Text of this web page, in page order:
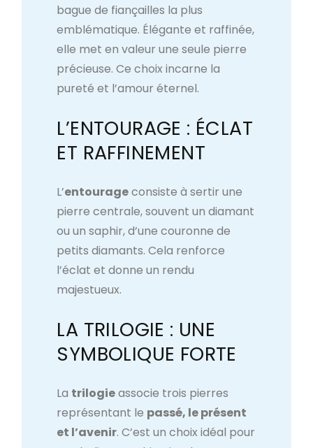
bague de fiançailles la plus
emblématique. Élégante et raffinée,
elle met en valeur une seule pierre
précieuse. Ce choix incarne la
pureté et l’amour éternel.
L’ENTOURAGE : ÉCLAT
ET RAFFINEMENT
L’entourageconsiste à sertir une
pierre centrale, souvent un diamant
ou un saphir, d’une couronne de
petits diamants. Cela renforce
l’éclat et donne un rendu
majestueux.
LA TRILOGIE : UNE
SYMBOLIQUE FORTE
La trilogieassocie trois pierres
représentant le passé, le présent
et l’avenir. C’est un choix idéal pour